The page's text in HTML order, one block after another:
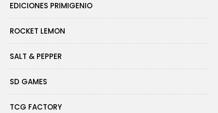
EDICIONES PRIMIGENIO
ROCKET LEMON
SALT & PEPPER
SD GAMES
TCG FACTORY